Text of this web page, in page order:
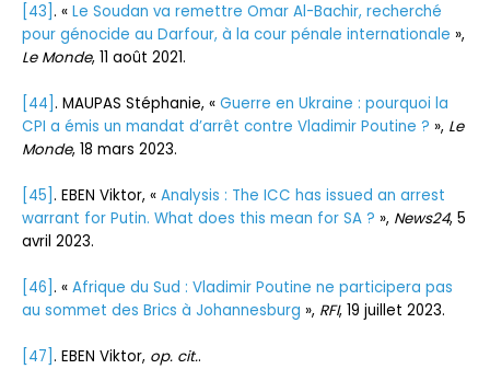
[43] . « Le Soudan va remettre Omar Al-Bachir, recherché
pour génocide au Darfour, à la cour pénale internationale »,
Le Monde, 11 août 2021.
[44] . MAUPAS Stéphanie, « Guerre en Ukraine : pourquoi la
CPI a émis un mandat d’arrêt contre Vladimir Poutine ? », Le
Monde, 18 mars 2023.
[45] . EBEN Viktor, « Analysis : The ICC has issued an arrest
warrant for Putin. What does this mean for SA ? », News24, 5
avril 2023.
[46] . « Afrique du Sud : Vladimir Poutine ne participera pas
au sommet des Brics à Johannesburg », RFI, 19 juillet 2023.
[47] . EBEN Viktor, op. cit..